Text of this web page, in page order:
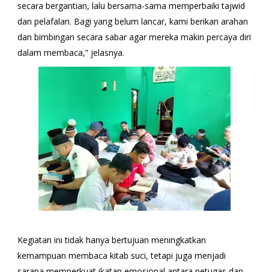
secara bergantian, lalu bersama-sama memperbaiki tajwid
dan pelafalan. Bagi yang belum lancar, kami berikan arahan
dan bimbingan secara sabar agar mereka makin percaya diri
dalam membaca,” jelasnya.
Kegiatan ini tidak hanya bertujuan meningkatkan
kemampuan membaca kitab suci, tetapi juga menjadi